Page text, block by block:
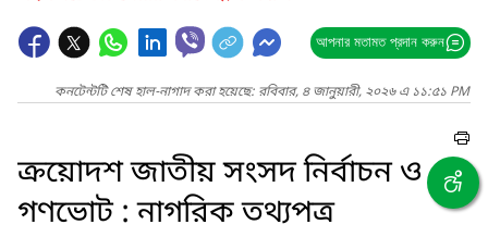
আপনার মতামত প্রদান করুন
কনটেন্টটি শেষ হাল-নাগাদ করা হয়েছে: রবিবার, ৪ জানুয়ারী, ২০২৬ এ ১১:৫১ PM
ক্রয়োদশ জাতীয় সংসদ নির্বাচন ও
গণভোট : নাগরিক তথ্যপত্র